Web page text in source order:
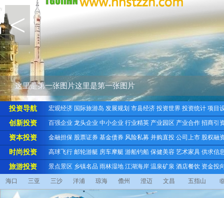
这里是第二张图片这里是第二张图片
<
投资导航 宏观经济 国际旅游岛 发展规划 市县经济 投资世界 投资统计 项目
创新投资 百强企业 龙头企业 中小企业 行业精英 产业园区 产业合作 招商引
资本投资 金融担保 股票证券 基金债券 风险私募 并购直投 公司上市 股权融
时尚投资 高球飞行 邮轮游艇 房车摩艇 游船钓船 保健美容 艺术家具 供求信
旅游投资 景点景区 乡镇名品 雨林湿地 江湖海岸 温泉矿泉 酒店餐饮 资金投
海口 三亚 三沙 洋浦 琼海 儋州 澄迈 文昌 五指山